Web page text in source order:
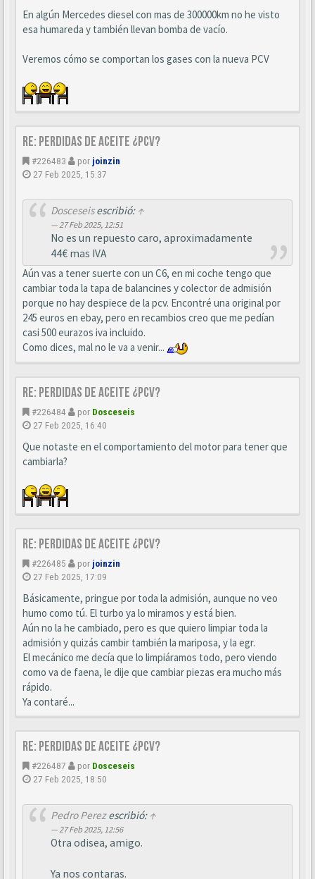
En algún Mercedes diesel con mas de 300000km no he visto
esa humareda y también llevan bomba de vacío.
Veremos cómo se comportan los gases con la nueva PCV
Re: perdidas de aceite ¿pcv?
#226483 por joinzin
27 Feb 2025, 15:37
Dosceseisescribió: ↑
27 Feb 2025, 12:51
No es un repuesto caro, aproximadamente
44€ mas IVA
Aún vas a tener suerte con un C6, en mi coche tengo que
cambiar toda la tapa de balancines y colector de admisión
porque no hay despiece de la pcv. Encontré una original por
245 euros en ebay, pero en recambios creo que me pedían
casi 500 eurazos iva incluido.
Como dices, mal no le va a venir...
Re: perdidas de aceite ¿pcv?
#226484 por Dosceseis
27 Feb 2025, 16:40
Que notaste en el comportamiento del motor para tener que
cambiarla?
Re: perdidas de aceite ¿pcv?
#226485 por joinzin
27 Feb 2025, 17:09
Básicamente, pringue por toda la admisión, aunque no veo
humo como tú. El turbo ya lo miramos y está bien.
Aún no la he cambiado, pero es que quiero limpiar toda la
admisión y quizás cambir también la mariposa, y la egr.
El mecánico me decía que lo limpiáramos todo, pero viendo
como va de faena, le dije que cambiar piezas era mucho más
rápido.
Ya contaré...
Re: perdidas de aceite ¿pcv?
#226487 por Dosceseis
27 Feb 2025, 18:50
Pedro Perezescribió: ↑
27 Feb 2025, 12:56
Otra odisea, amigo.
Ya nos contaras.